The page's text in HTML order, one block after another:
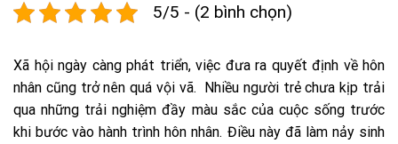
5/5 - (2 bình chọn)
Xã hội ngày càng phát triển, việc đưa ra quyết định về hôn
nhân cũng trở nên quá vội vã. Nhiều người trẻ chưa kịp trải
qua những trải nghiệm đầy màu sắc của cuộc sống trước
khi bước vào hành trình hôn nhân. Điều này đã làm nảy sinh